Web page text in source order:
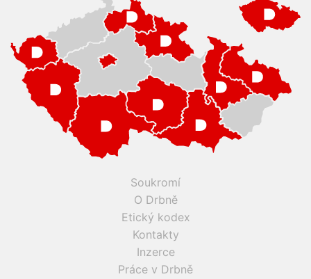
Soukromí
O Drbně
Etický kodex
Kontakty
Inzerce
Práce v Drbně